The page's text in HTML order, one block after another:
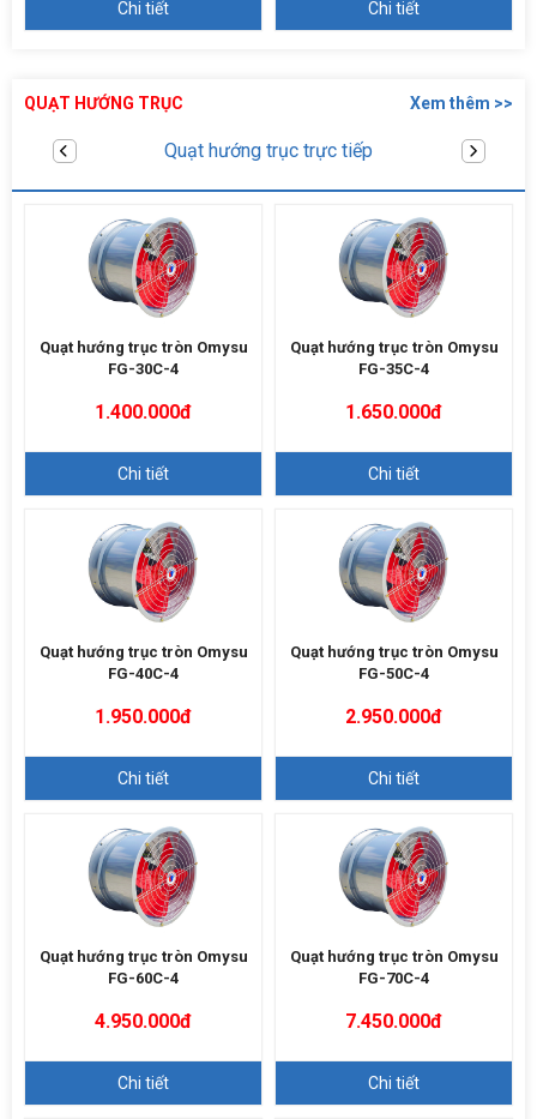
Chi tiết Chi tiết
QUẠT HƯỚNG TRỤC Xem thêm >>
Quạt hướng trục gián tiếp
Quạt hướng trục tròn Omysu
FG-30C-4
1.400.000đ
Chi tiết
Quạt hướng trục tròn Omysu
FG-35C-4
1.650.000đ
Chi tiết
Quạt hướng trục tròn Omysu
FG-40C-4
1.950.000đ
Chi tiết
Quạt hướng trục tròn Omysu
FG-50C-4
2.950.000đ
Chi tiết
Quạt hướng trục tròn Omysu
FG-60C-4
4.950.000đ
Chi tiết
Quạt hướng trục tròn Omysu
FG-70C-4
7.450.000đ
Chi tiết